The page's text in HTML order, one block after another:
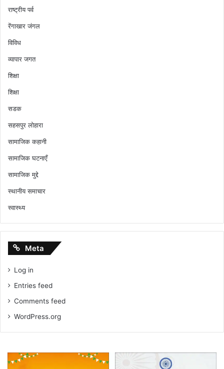
राष्ट्रीय पर्व
रेंगाखार जंगल
विविध
व्यापार जगत
शिक्षा
शिक्षा
सडक
सहसपुर लोहारा
सामाजिक कहानी
सामाजिक घटनाएँ
सामाजिक मुद्दे
स्थानीय समाचार
स्वास्थ्य
Meta
Log in
Entries feed
Comments feed
WordPress.org